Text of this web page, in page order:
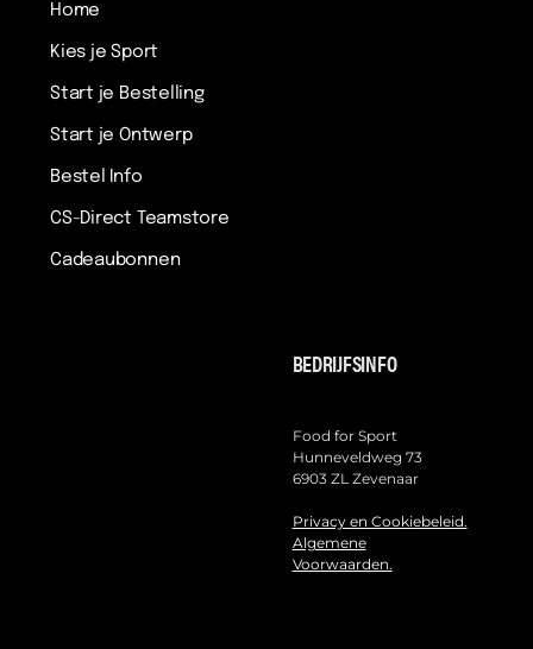
Home
Kies je Sport
Start je Bestelling
Start je Ontwerp
Bestel Info
CS-Direct Teamstore
Cadeaubonnen
BEDRIJFSINFO
Food for Sport
Hunneveldweg 73
6903 ZL Zevenaar
Privacy en Cookiebeleid.
Algemene
Voorwaarden.